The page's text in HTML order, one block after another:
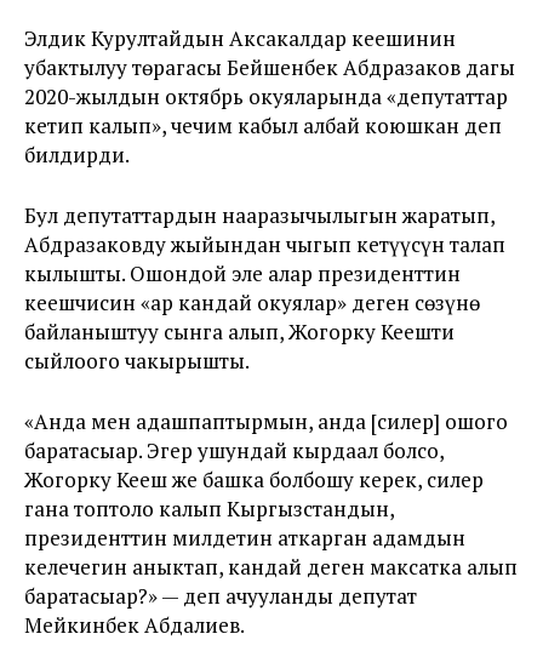
Элдик Курултайдын Аксакалдар кеңешинин
убактылуу төрагасы Бейшенбек Абдразаков дагы
2020-жылдын октябрь окуяларында «депутаттар
кетип калып», чечим кабыл албай коюшкан деп
билдирди.
Бул депутаттардын нааразычылыгын жаратып,
Абдразаковду жыйындан чыгып кетүүсүн талап
кылышты. Ошондой эле алар президенттин
кеңешчисин «ар кандай окуялар» деген сөзүнө
байланыштуу сынга алып, Жогорку Кеңешти
сыйлоого чакырышты.
«Анда мен адашпаптырмын, анда [силер] ошого
баратасыңар. Эгер ушундай кырдаал болсо,
Жогорку Кеңеш же башка болбошу керек, силер
гана топтоло калып Кыргызстандын,
президенттин милдетин аткарган адамдын
келечегин аныктап, кандай деген максатка алып
баратасыңар?» — деп ачууланды депутат
Мейкинбек Абдалиев.